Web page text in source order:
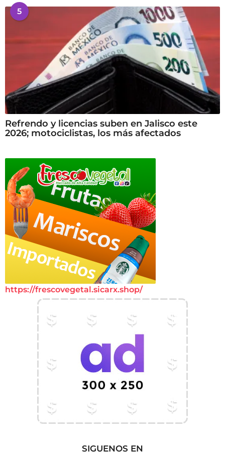
5
Refrendo y licencias suben en Jalisco este
2026; motociclistas, los más afectados
https://frescovegetal.sicarx.shop/
SIGUENOS EN